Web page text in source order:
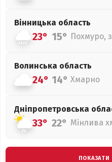
Вінницька область
23° 15° Похмуро,
Волинська область
24° 14° Хмарно
Дніпропетровська
33° 22° Мінлива
ПОКАЗАТИ